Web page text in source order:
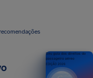
Seu guia dos direitos do
passageiro aéreo
EDIÇÃO 2026